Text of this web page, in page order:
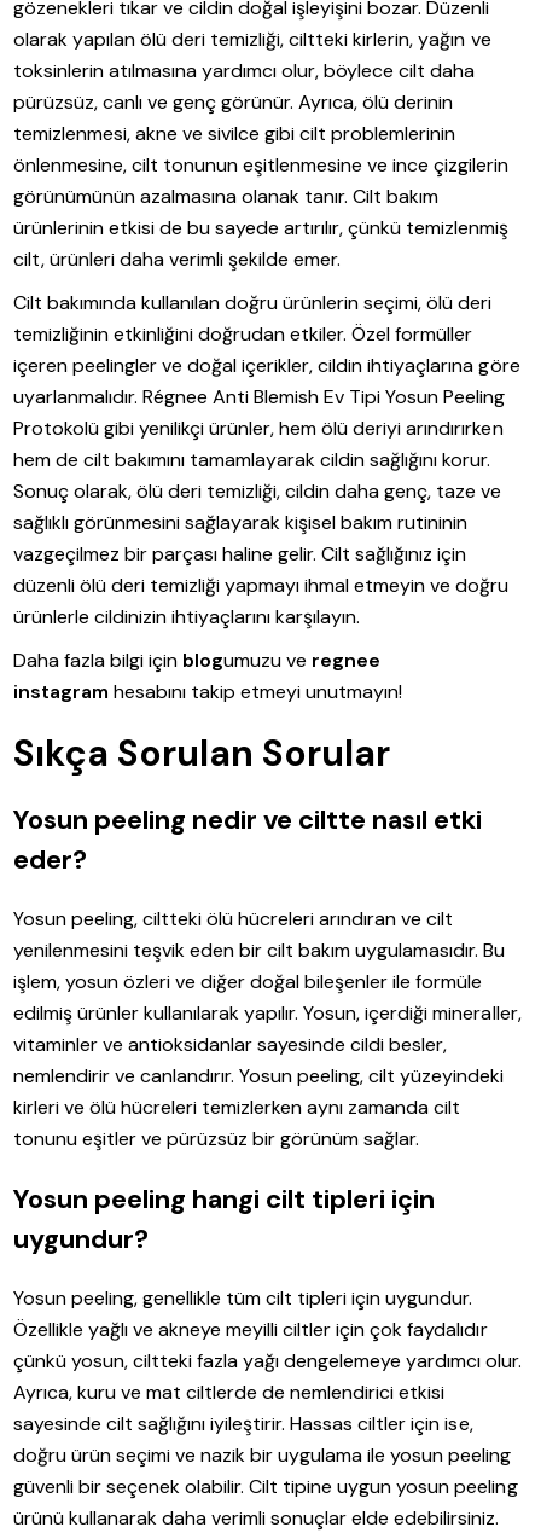
gözenekleri tıkar ve cildin doğal işleyişini bozar. Düzenli
olarak yapılan ölü deri temizliği, ciltteki kirlerin, yağın ve
toksinlerin atılmasına yardımcı olur, böylece cilt daha
pürüzsüz, canlı ve genç görünür. Ayrıca, ölü derinin
temizlenmesi, akne ve sivilce gibi cilt problemlerinin
önlenmesine, cilt tonunun eşitlenmesine ve ince çizgilerin
görünümünün azalmasına olanak tanır. Cilt bakım
ürünlerinin etkisi de bu sayede artırılır, çünkü temizlenmiş
cilt, ürünleri daha verimli şekilde emer.
Cilt bakımında kullanılan doğru ürünlerin seçimi, ölü deri
temizliğinin etkinliğini doğrudan etkiler. Özel formüller
içeren peelingler ve doğal içerikler, cildin ihtiyaçlarına göre
uyarlanmalıdır. Régnee Anti Blemish Ev Tipi Yosun Peeling
Protokolü gibi yenilikçi ürünler, hem ölü deriyi arındırırken
hem de cilt bakımını tamamlayarak cildin sağlığını korur.
Sonuç olarak, ölü deri temizliği, cildin daha genç, taze ve
sağlıklı görünmesini sağlayarak kişisel bakım rutininin
vazgeçilmez bir parçası haline gelir. Cilt sağlığınız için
düzenli ölü deri temizliği yapmayı ihmal etmeyin ve doğru
ürünlerle cildinizin ihtiyaçlarını karşılayın.
Daha fazla bilgi için blogumuzu ve regnee
instagram hesabını takip etmeyi unutmayın!
Sıkça Sorulan Sorular
Yosun peeling nedir ve ciltte nasıl etki
eder?
Yosun peeling, ciltteki ölü hücreleri arındıran ve cilt
yenilenmesini teşvik eden bir cilt bakım uygulamasıdır. Bu
işlem, yosun özleri ve diğer doğal bileşenler ile formüle
edilmiş ürünler kullanılarak yapılır. Yosun, içerdiği mineraller,
vitaminler ve antioksidanlar sayesinde cildi besler,
nemlendirir ve canlandırır. Yosun peeling, cilt yüzeyindeki
kirleri ve ölü hücreleri temizlerken aynı zamanda cilt
tonunu eşitler ve pürüzsüz bir görünüm sağlar.
Yosun peeling hangi cilt tipleri için
uygundur?
Yosun peeling, genellikle tüm cilt tipleri için uygundur.
Özellikle yağlı ve akneye meyilli ciltler için çok faydalıdır
çünkü yosun, ciltteki fazla yağı dengelemeye yardımcı olur.
Ayrıca, kuru ve mat ciltlerde de nemlendirici etkisi
sayesinde cilt sağlığını iyileştirir. Hassas ciltler için ise,
doğru ürün seçimi ve nazik bir uygulama ile yosun peeling
güvenli bir seçenek olabilir. Cilt tipine uygun yosun peeling
ürünü kullanarak daha verimli sonuçlar elde edebilirsiniz.